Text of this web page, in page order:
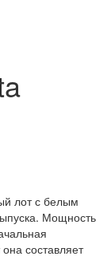
лот с белым
Мощность
составляет